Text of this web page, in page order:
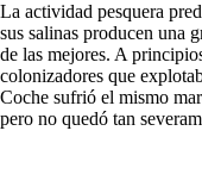
La actividad pesquera
sus salinas producen una
de las mejores. A
colonizadores que
Coche sufrió el mismo
pero no quedó tan